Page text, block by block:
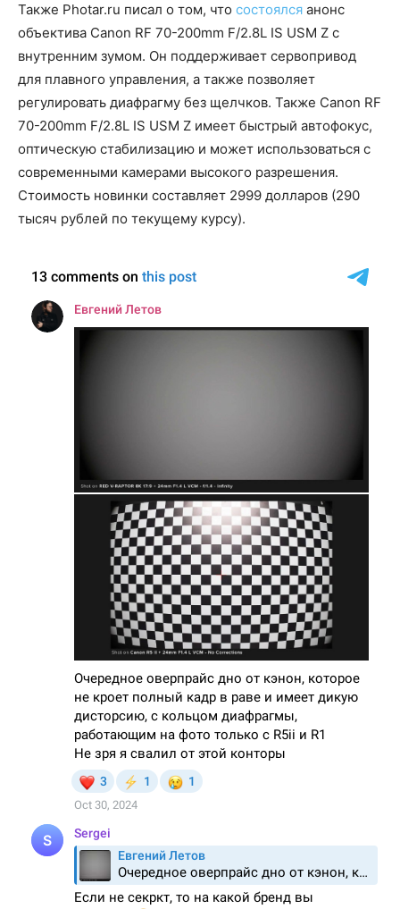
Также Photar.ru писал о том, что состоялся анонс
объектива Canon RF 70-200mm F/2.8L IS USM Z с
внутренним зумом. Он поддерживает сервопривод
для плавного управления, а также позволяет
регулировать диафрагму без щелчков. Также Canon RF
70-200mm F/2.8L IS USM Z имеет быстрый автофокус,
оптическую стабилизацию и может использоваться с
современными камерами высокого разрешения.
Стоимость новинки составляет 2999 долларов (290
тысяч рублей по текущему курсу).